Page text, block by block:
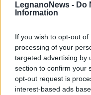
LegnanoNews - Do
Information
If you wish to opt-out
processing of your
targeted advertising by
section to confirm your
opt-out request is
interest-based ads